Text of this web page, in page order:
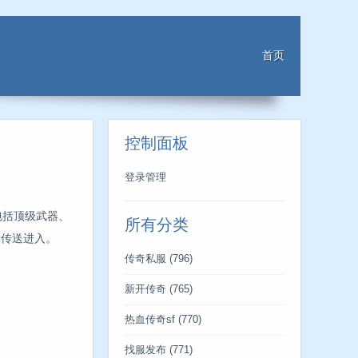
首页
顶级武器、
送进入。
控制面板
登录管理
所有分类
传奇私服 (796)
新开传奇 (765)
热血传奇sf (770)
找服发布 (771)